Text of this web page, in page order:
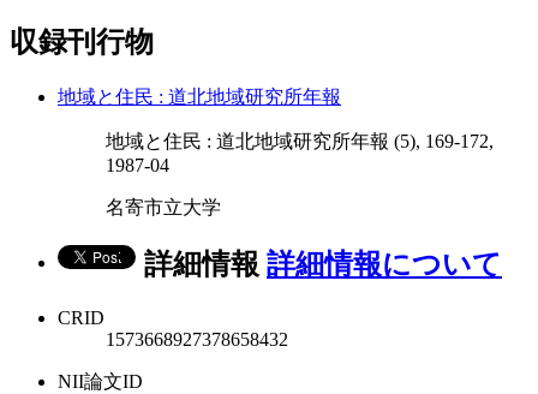
収録刊行物
地域と住民 : 道北地域研究所年報
地域と住民 : 道北地域研究所年報 (5), 169-172,
1987-04
名寄市立大学
詳細情報 詳細情報について
CRID
1573668927378658432
NII論文ID